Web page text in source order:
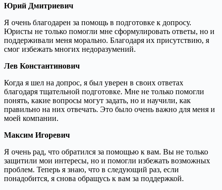
Юрий Дмитриевич
Я очень благодарен за помощь в подготовке к допросу.
Юристы не только помогли мне сформулировать ответы, но и
поддерживали меня морально. Благодаря их присутствию, я
смог избежать многих недоразумений.
Лев Константинович
Когда я шел на допрос, я был уверен в своих ответах
благодаря тщательной подготовке. Мне не только помогли
понять, какие вопросы могут задать, но и научили, как
правильно на них отвечать. Это было очень важно для меня и
моей компании.
Максим Игоревич
Я очень рад, что обратился за помощью к вам. Вы не только
защитили мои интересы, но и помогли избежать возможных
проблем. Теперь я знаю, что в следующий раз, если
понадобится, я снова обращусь к вам за поддержкой.